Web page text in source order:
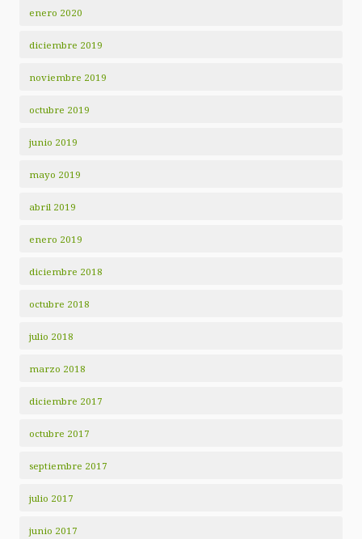
enero 2020
diciembre 2019
noviembre 2019
octubre 2019
junio 2019
mayo 2019
abril 2019
enero 2019
diciembre 2018
octubre 2018
julio 2018
marzo 2018
diciembre 2017
octubre 2017
septiembre 2017
julio 2017
junio 2017